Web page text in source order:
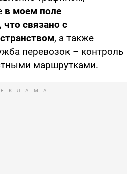
в моем поле
что связано с
, а также
перевозок – контроль
маршрутками.